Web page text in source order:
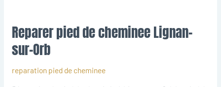
Reparer pied de cheminee Lignan-
sur-Orb
reparation pied de cheminee
Reparer
pied
de
Lignan-